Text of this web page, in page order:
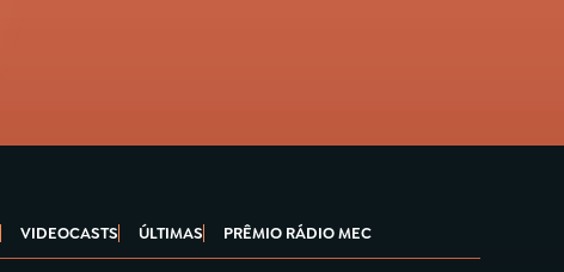
VIDEOCASTS ÚLTIMAS PRÊMIO RÁDIO MEC